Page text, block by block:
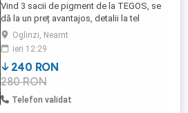
Vind 3 sacii de pigment de la TEGOS, se
dă la un preț avantajos, detalii la tel
Oglinzi, Neamt
ieri 12:29
240 RON
280 RON
Telefon validat